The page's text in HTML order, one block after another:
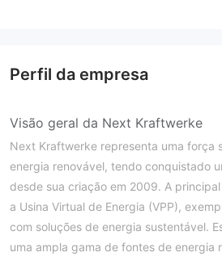
Perfil da empresa
Visão geral da Next Kraftwerke
Next Kraftwerke representa uma força
energia renovável, tendo conquistado
desde sua criação em 2009. A
a Usina Virtual de Energia (VPP),
com soluções de energia sustentável.
uma ampla gama de fontes de energia